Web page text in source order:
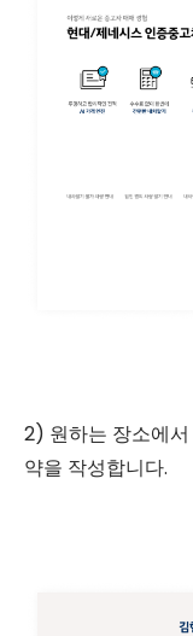
2) 원하는 장소에
약을 작성합니다.